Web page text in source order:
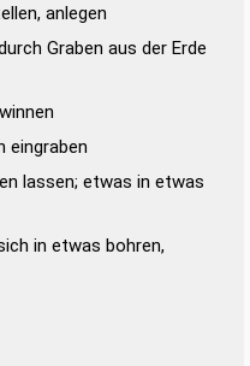
anlegen
Graben aus der Erde
eingraben
lassen; etwas in etwas
in etwas bohren,